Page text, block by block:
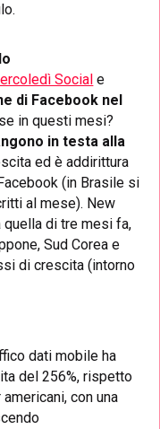
Social e
di Facebook nel
in questi mesi?
in testa alla
ed è addirittura
(in Brasile si
al mese). New
di tre mesi fa,
Sud Corea e
di crescita (intorno
dati mobile ha
del 256%, rispetto
con una